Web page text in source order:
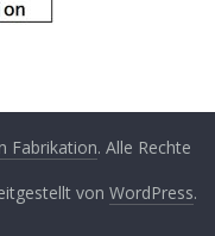
Fabrikation. Alle Rechte
von WordPress.